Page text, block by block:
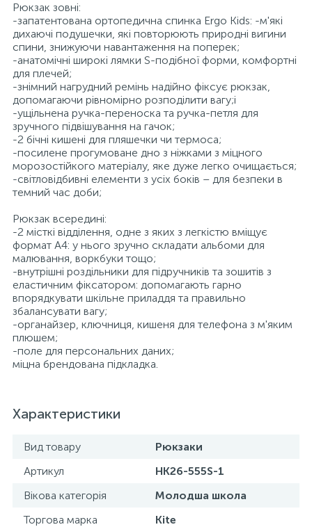
Рюкзак зовні:
-запатентована ортопедична спинка Ergo Kids: -м'які
дихаючі подушечки, які повторюють природні вигини
спини, знижуючи навантаження на поперек;
-анатомічні широкі лямки S-подібної форми, комфортні
для плечей;
-знімний нагрудний ремінь надійно фіксує рюкзак,
допомагаючи рівномірно розподілити вагу;і
-ущільнена ручка-переноска та ручка-петля для
зручного підвішування на гачок;
-2 бічні кишені для пляшечки чи термоса;
-посилене прогумоване дно з ніжками з міцного
морозостійкого матеріалу, яке дуже легко очищається;
-світловідбивні елементи з усіх боків – для безпеки в
темний час доби;
Рюкзак всередині:
-2 місткі відділення, одне з яких з легкістю вміщує
формат А4: у нього зручно складати альбоми для
малювання, воркбуки тощо;
-внутрішні роздільники для підручників та зошитів з
еластичним фіксатором: допомагають гарно
впорядкувати шкільне приладдя та правильно
збалансувати вагу;
-органайзер, ключниця, кишеня для телефона з м'яким
плюшем;
-поле для персональних даних;
міцна брендована підкладка.
Характеристики
Вид товару
Рюкзаки
Артикул
HK26-555S-1
Вікова категорія
Молодша школа
Торгова марка
Kite